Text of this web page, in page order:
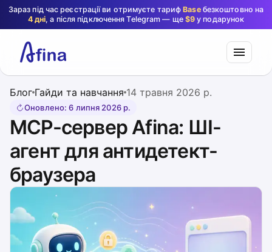
Зараз під час реєстрації ви отримуєте тарифBaseбезкоштовно на
4 дні, а після підключення Telegram — ще $9 у подарунок
Блог Гайди та навчання 14 травня 2026 р.
Оновлено:6 липня 2026 р.
MCP-сервер Afina: ШІ-
агент для антидетект-
браузера